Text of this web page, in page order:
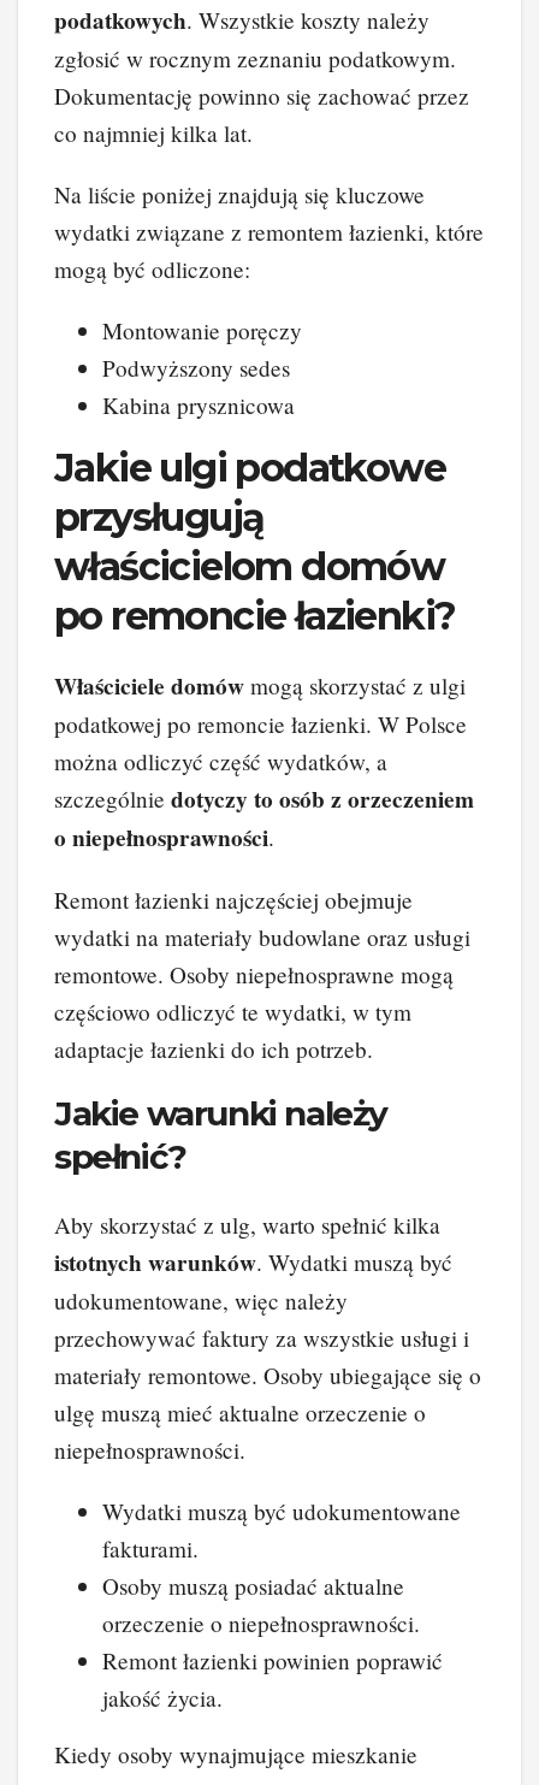
podatkowych. Wszystkie koszty należy
zgłosić w rocznym zeznaniu podatkowym.
Dokumentację powinno się zachować przez
co najmniej kilka lat.
Na liście poniżej znajdują się kluczowe
wydatki związane z remontem łazienki, które
mogą być odliczone:
Montowanie poręczy
Podwyższony sedes
Kabina prysznicowa
Jakie ulgi podatkowe
przysługują
właścicielom domów
po remoncie łazienki?
Właściciele domów mogą skorzystać z ulgi
podatkowej po remoncie łazienki. W Polsce
można odliczyć część wydatków, a
szczególnie dotyczy to osób z orzeczeniem
o niepełnosprawności.
Remont łazienki najczęściej obejmuje
wydatki na materiały budowlane oraz usługi
remontowe. Osoby niepełnosprawne mogą
częściowo odliczyć te wydatki, w tym
adaptacje łazienki do ich potrzeb.
Jakie warunki należy
spełnić?
Aby skorzystać z ulg, warto spełnić kilka
istotnych warunków. Wydatki muszą być
udokumentowane, więc należy
przechowywać faktury za wszystkie usługi i
materiały remontowe. Osoby ubiegające się o
ulgę muszą mieć aktualne orzeczenie o
niepełnosprawności.
Wydatki muszą być udokumentowane
fakturami.
Osoby muszą posiadać aktualne
orzeczenie o niepełnosprawności.
Remont łazienki powinien poprawić
jakość życia.
Kiedy osoby wynajmujące mieszkanie